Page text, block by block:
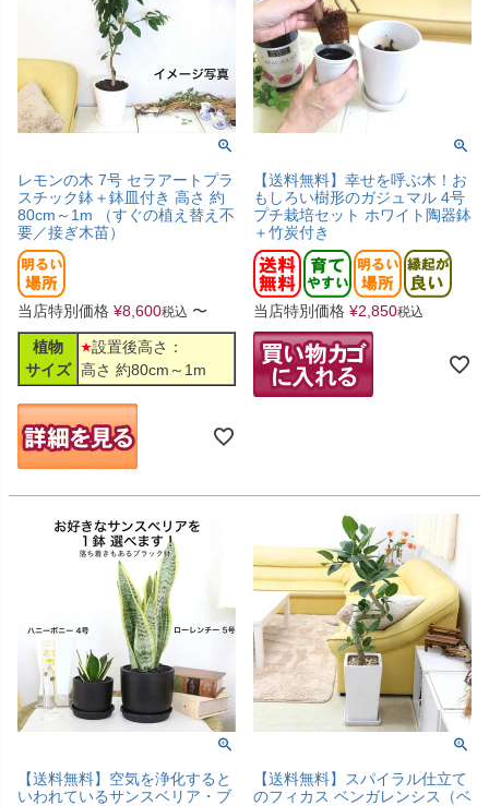
レモンの木 7号 セラアートプラ
スチック鉢＋鉢皿付き 高さ 約
80cm～1m （すぐの植え替え不
要／接ぎ木苗）
当店特別価格 ¥8,600税込 〜
植物
サイズ
設置後高さ：
高さ 約80cm～1m
【送料無料】幸せを呼ぶ木！お
もしろい樹形のガジュマル 4号
プチ栽培セット ホワイト陶器鉢
＋竹炭付き
当店特別価格 ¥2,850税込
【送料無料】空気を浄化すると
いわれているサンスベリア・ブ
【送料無料】スパイラル仕立て
のフィカス ベンガレンシス（ベ